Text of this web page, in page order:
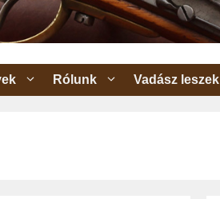
Rólunk Vadász leszek